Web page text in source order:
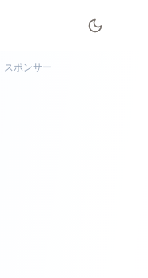
スポンサー